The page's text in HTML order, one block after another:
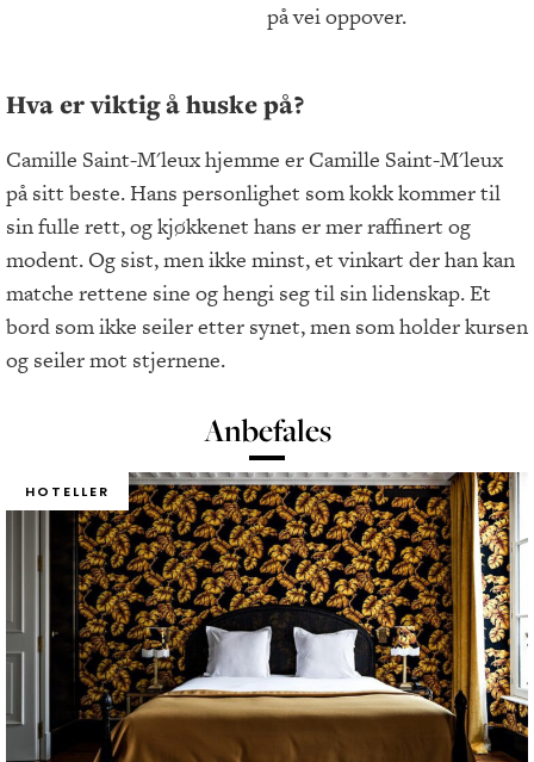
på vei oppover.
Hva er viktig å huske på?
Camille Saint-M'leux hjemme er Camille Saint-M'leux
på sitt beste. Hans personlighet som kokk kommer til
sin fulle rett, og kjøkkenet hans er mer raffinert og
modent. Og sist, men ikke minst, et vinkart der han kan
matche rettene sine og hengi seg til sin lidenskap. Et
bord som ikke seiler etter synet, men som holder kursen
og seiler mot stjernene.
Anbefales
HOTELLER